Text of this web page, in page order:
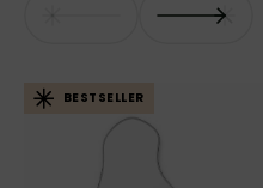
BESTSELLER